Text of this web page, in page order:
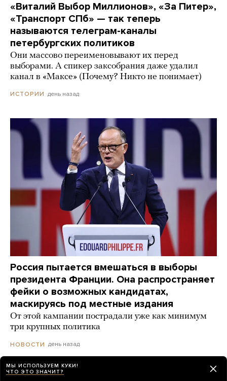
«Виталий Выбор Миллионов», «За Питер»,
«Транспорт СПб» — так теперь
называются телеграм-каналы
петербургских политиков
Они массово переименовывают их перед
выборами. А спикер заксобрания даже удалил
канал в «Максе» (Почему? Никто не понимает)
ИСТОРИИ день назад
Россия пытается вмешаться в выборы
президента Франции. Она распространяет
фейки о возможных кандидатах,
маскируясь под местные издания
От этой кампании пострадали уже как минимум
три крупных политика
НОВОСТИ день назад
МЫ ИСПОЛЬЗУЕМ КУКИ!
ЧТО ЭТО ЗНАЧИТ?